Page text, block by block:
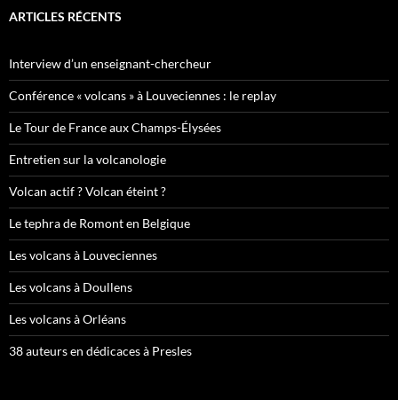
ARTICLES RÉCENTS
Interview d’un enseignant-chercheur
Conférence « volcans » à Louveciennes : le replay
Le Tour de France aux Champs-Élysées
Entretien sur la volcanologie
Volcan actif ? Volcan éteint ?
Le tephra de Romont en Belgique
Les volcans à Louveciennes
Les volcans à Doullens
Les volcans à Orléans
38 auteurs en dédicaces à Presles